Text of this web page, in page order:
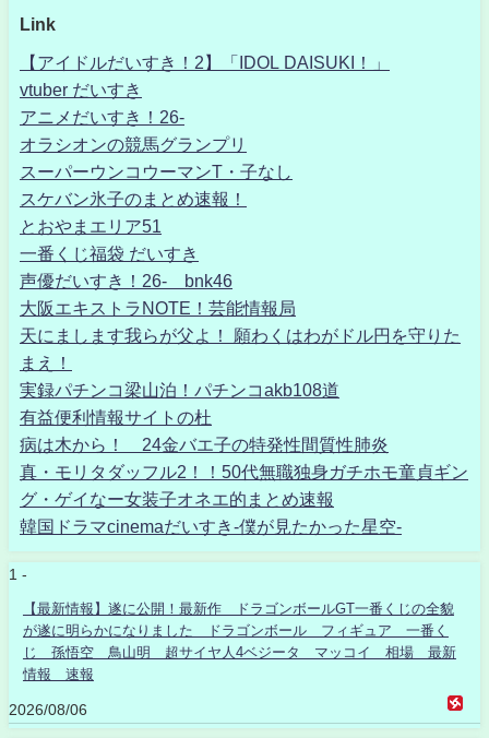
Link
【アイドルだいすき！2】「IDOL DAISUKI！」
vtuber だいすき
アニメだいすき！26-
オラシオンの競馬グランプリ
スーパーウンコウーマンT・子なし
スケバン氷子のまとめ速報！
とおやまエリア51
一番くじ福袋 だいすき
声優だいすき！26- bnk46
大阪エキストラNOTE！芸能情報局
天にまします我らが父よ！ 願わくはわがドル円を守りた
まえ！
実録パチンコ梁山泊！パチンコakb108道
有益便利情報サイトの杜
病は木から！ 24金バエ子の特発性間質性肺炎
真・モリタダッフル2！！50代無職独身ガチホモ童貞ギン
グ・ゲイなー女装子オネエ的まとめ速報
韓国ドラマcinemaだいすき-僕が見たかった星空-
1 -
【最新情報】遂に公開！最新作 ドラゴンボールGT一番くじの全貌
が遂に明らかになりました ドラゴンボール フィギュア 一番く
じ 孫悟空 鳥山明 超サイヤ人4ベジータ マッコイ 相場 最新
情報 速報
2026/08/06